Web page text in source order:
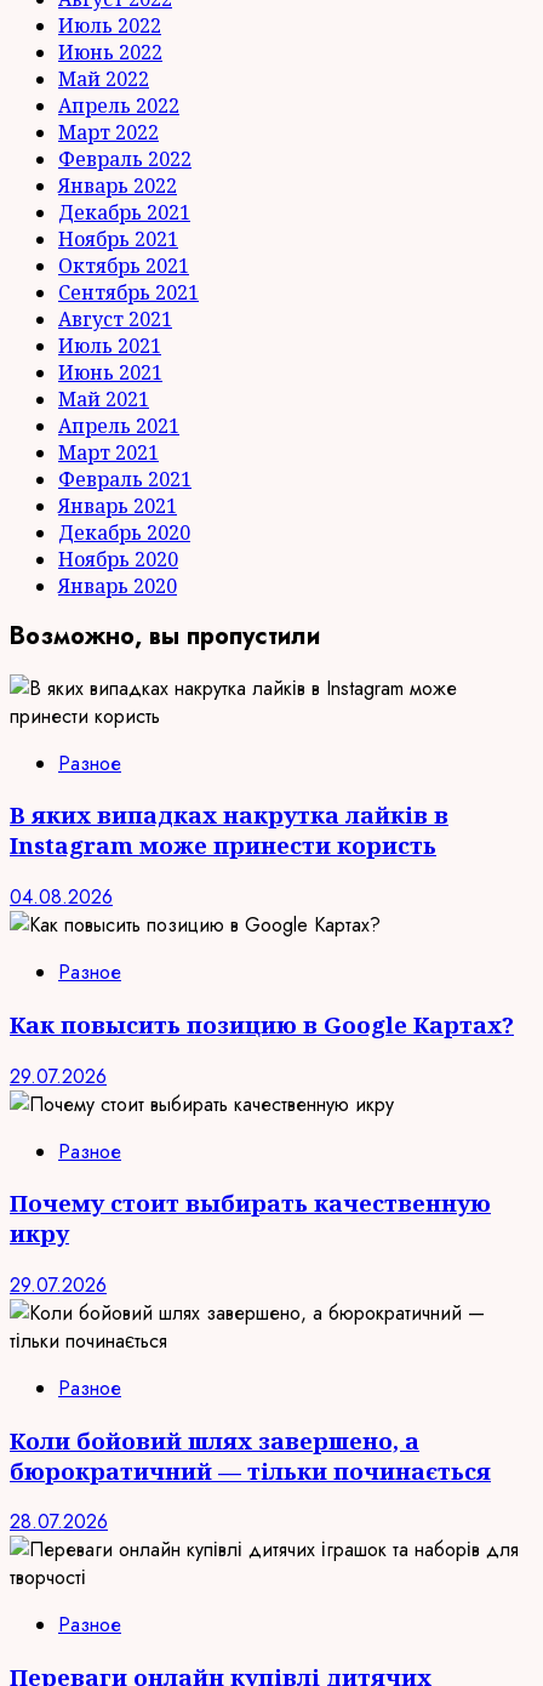
Июль 2022
Июнь 2022
Май 2022
Апрель 2022
Март 2022
Февраль 2022
Январь 2022
Декабрь 2021
Ноябрь 2021
Октябрь 2021
Сентябрь 2021
Август 2021
Июль 2021
Июнь 2021
Май 2021
Апрель 2021
Март 2021
Февраль 2021
Январь 2021
Декабрь 2020
Ноябрь 2020
Январь 2020
Возможно, вы пропустили
Разное
В яких випадках накрутка лайків в
Instagram може принести користь
04.08.2026
Разное
Как повысить позицию в Google Картах?
29.07.2026
Разное
Почему стоит выбирать качественную
икру
29.07.2026
Разное
Коли бойовий шлях завершено, а
бюрократичний — тільки починається
28.07.2026
Разное
Переваги онлайн купівлі дитячих